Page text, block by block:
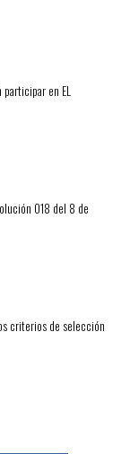
participar en EL
018 del 8 de
criterios de selección